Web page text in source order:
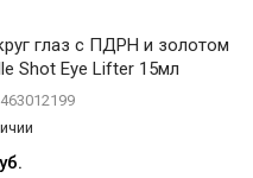
глаз с ПДРН и золотом
Shot Eye Lifter 15мл